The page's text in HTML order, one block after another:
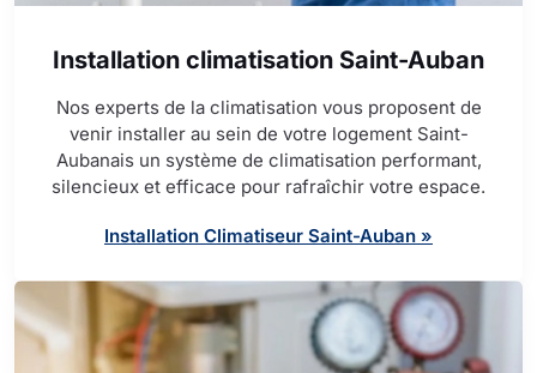
Installation climatisation Saint-Auban
Nos experts de la climatisation vous proposent de
venir installer au sein de votre logement Saint-
Aubanais un système de climatisation performant,
silencieux et efficace pour rafraîchir votre espace.
Installation Climatiseur Saint-Auban »